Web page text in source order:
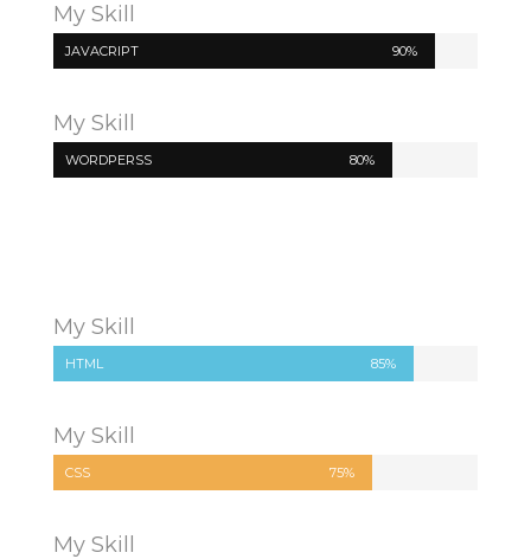
My Skill
JAVACRIPT 90%
My Skill
WORDPERSS 80%
My Skill
HTML 85%
My Skill
CSS 75%
My Skill